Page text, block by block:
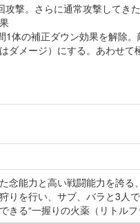
撃。さらに通常攻撃してき
体の補正ダウン効果を解除
ダメージ）にする。あわせて
念能力と高い戦闘能力を誇る
りを行い、サブ、バラと3人
きる“一握りの火薬（リトル